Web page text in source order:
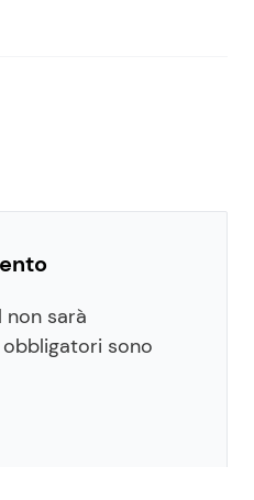
non sarà
sono